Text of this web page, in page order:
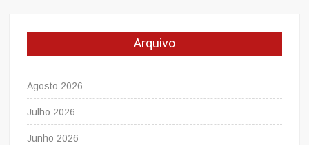
Arquivo
Agosto 2026
Julho 2026
Junho 2026